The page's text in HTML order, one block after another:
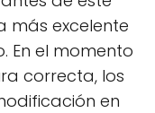
más excelente
En el momento
correcta, los
en